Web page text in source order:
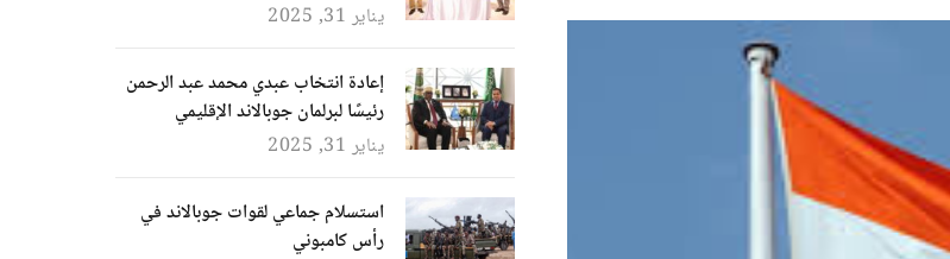
يناير 31, 2025
إعادة انتخاب عبدي محمد عبد الرحمن
رئيسًا لبرلمان جوبالاند الإقليمي
يناير 31, 2025
استسلام جماعي لقوات جوبالاند في
رأس كامبوني